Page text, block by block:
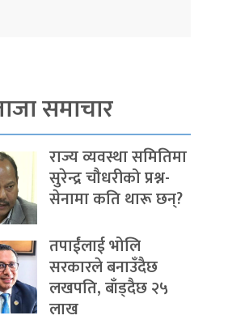
समाचार
राज्य व्यवस्था समितिमा
सुरेन्द्र चौधरीको प्रश्न-
सेनामा कति थारू छन्?
तपाईंलाई भोलि
सरकारले बनाउँदैछ
लखपति, बाँड्दैछ २५
लाख